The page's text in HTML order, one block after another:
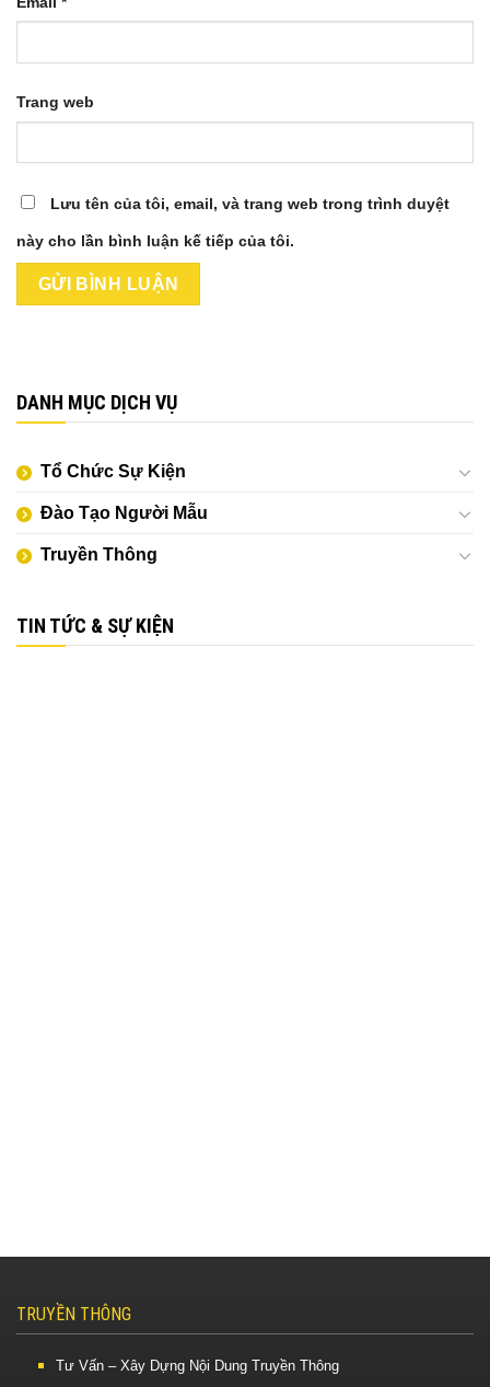
Trang web
Lưu tên của tôi, email, và trang web trong trình duyệt
này cho lần bình luận kế tiếp của tôi.
DANH MỤC DỊCH VỤ
Tổ Chức Sự Kiện
Đào Tạo Người Mẫu
Truyền Thông
TIN TỨC & SỰ KIỆN
TRUYỀN THÔNG
Tư Vấn – Xây Dựng Nội Dung Truyền Thông